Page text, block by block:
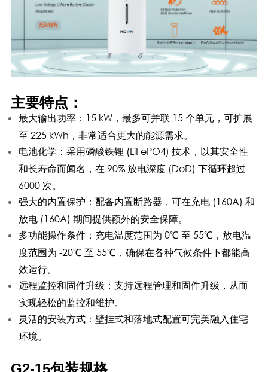
主要特点：
最大输出功率：15 kW，最多可并联 15 个单元，可扩展
至 225 kWh，非常适合更大的能源需求。
电池化学：采用磷酸铁锂 (LiFePO4) 技术，以其安全性
和长寿命而闻名，在 90% 放电深度 (DoD) 下循环超过
6000 次。
强大的内置保护：配备内置断路器，可在充电 (160A) 和
放电 (160A) 期间提供额外的安全保障。
多功能操作条件：充电温度范围为 0℃ 至 55℃，放电温
度范围为 -20℃ 至 55℃，确保在各种气候条件下都能高
效运行。
远程监控和固件升级：支持远程管理和固件升级，从而
实现轻松的监控和维护。
灵活的安装方式：壁挂式和落地式配置可完美融入住宅
环境。